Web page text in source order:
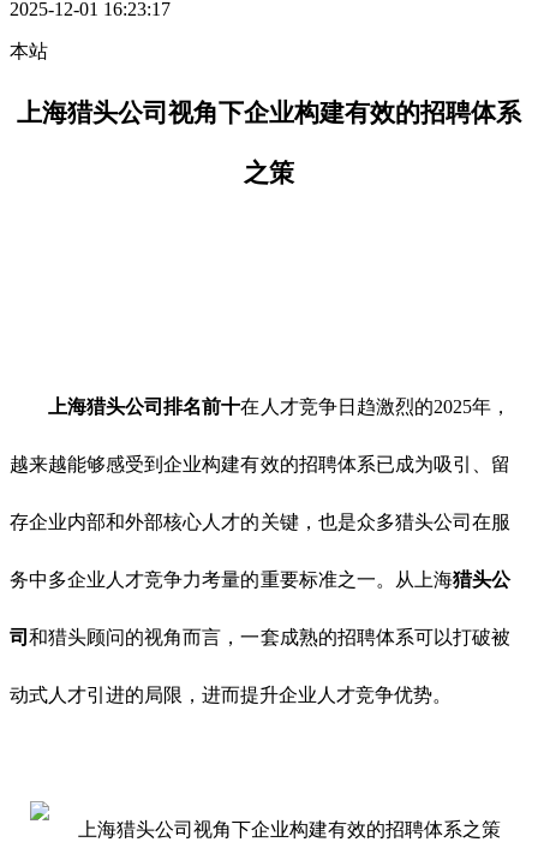
2025-12-01 16:23:17
本站
上海猎头公司视角下企业构建有效的招聘体系
之策
上海猎头公司排名前十在人才竞争日趋激烈的2025年，
越来越能够感受到企业构建有效的招聘体系已成为吸引、留
存企业内部和外部核心人才的关键，也是众多猎头公司在服
务中多企业人才竞争力考量的重要标准之一。从上海猎头公
司和猎头顾问的视角而言，一套成熟的招聘体系可以打破被
动式人才引进的局限，进而提升企业人才竞争优势。